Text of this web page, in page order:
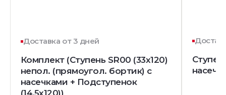
Доставка от 3 дней
Комплект (Ступень SR00 (33x120)
непол. (прямоугол. бортик) с
насечками + Подступенок
(14,5x120))